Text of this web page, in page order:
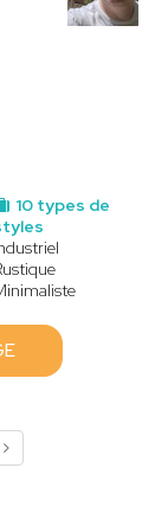
10 types de